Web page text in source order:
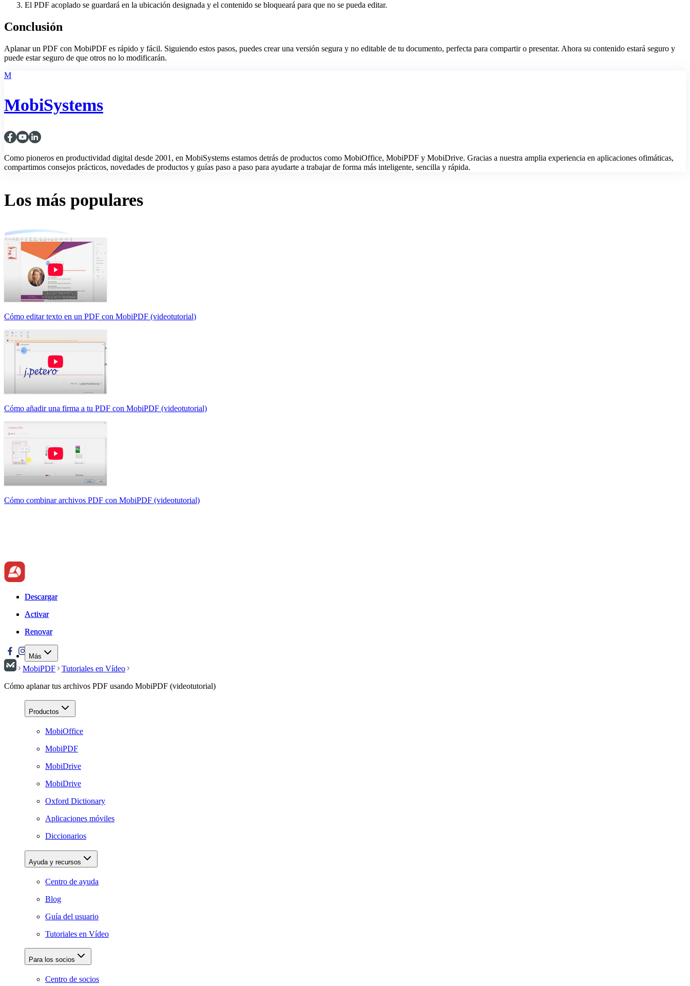
El PDF acoplado se guardará en la ubicación designada y el contenido se bloqueará para que no se pueda editar.
Conclusión
Aplanar un PDF con MobiPDF es rápido y fácil. Siguiendo estos pasos, puedes crear una versión segura y no editable de tu documento, perfecta para compartir o presentar. Ahora su contenido estará seguro y
puede estar seguro de que otros no lo modificarán.
M
MobiSystems
Como pioneros en productividad digital desde 2001, en MobiSystems estamos detrás de productos como MobiOffice, MobiPDF y MobiDrive. Gracias a nuestra amplia experiencia en aplicaciones ofimáticas,
compartimos consejos prácticos, novedades de productos y guías paso a paso para ayudarte a trabajar de forma más inteligente, sencilla y rápida.
Los más populares
Cómo editar texto en un PDF con MobiPDF (videotutorial)
Cómo añadir una firma a tu PDF con MobiPDF (videotutorial)
Cómo combinar archivos PDF con MobiPDF (videotutorial)
Descargar
Activar
Renovar
Más
Descargar
Activar
Renovar
MobiPDF
Tutoriales en Vídeo
Cómo aplanar tus archivos PDF usando MobiPDF (videotutorial)
Productos
MobiOffice
MobiPDF
MobiDrive
MobiDrive
Oxford Dictionary
Aplicaciones móviles
Diccionarios
Ayuda y recursos
Centro de ayuda
Blog
Guía del usuario
Tutoriales en Vídeo
Para los socios
Centro de socios